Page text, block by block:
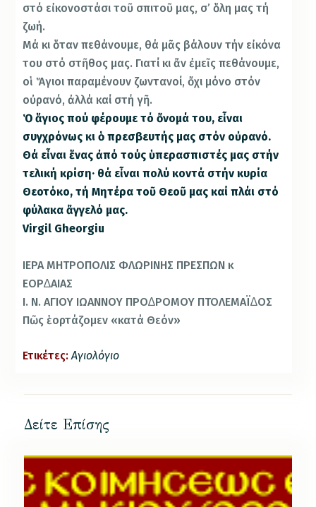
στό εἰκονοστάσι τοῦ σπιτοῦ μας, σ’ ὅλη μας τή
ζωή.
Μά κι ὅταν πεθάνουμε, θά μᾶς βάλουν τήν εἰκόνα
του στό στῆθος μας. Γιατί κι ἄν ἐμεῖς πεθάνουμε,
οἱ Ἅγιοι παραμένουν ζωντανοί, ὄχι μόνο στόν
οὐρανό, ἀλλά καί στή γῆ.
Ὁ ἅγιος πού φέρουμε τό ὄνομά του, εἶναι
συγχρόνως κι ὁ πρεσβευτής μας στόν οὐρανό.
Θά εἶναι ἕνας ἀπό τούς ὑπερασπιστές μας στήν
τελική κρίση· θά εἶναι πολύ κοντά στήν κυρία
Θεοτόκο, τή Μητέρα τοῦ Θεοῦ μας καί πλάι στό
φύλακα ἄγγελό μας.
Virgil Gheorgiu
ΙΕΡΑ ΜΗΤΡΟΠΟΛΙΣ ΦΛΩΡΙΝΗΣ ΠΡΕΣΠΩΝ κ
ΕΟΡ∆ΑΙΑΣ
Ι. Ν. ΑΓΙΟΥ ΙΩΑΝΝΟΥ ΠΡΟ∆ΡΟΜΟΥ ΠΤΟΛΕΜΑΪ∆ΟΣ
Πῶς ἑορτάζομεν «κατά Θεόν»
Ετικέτες: Αγιολόγιο
Δείτε Επίσης